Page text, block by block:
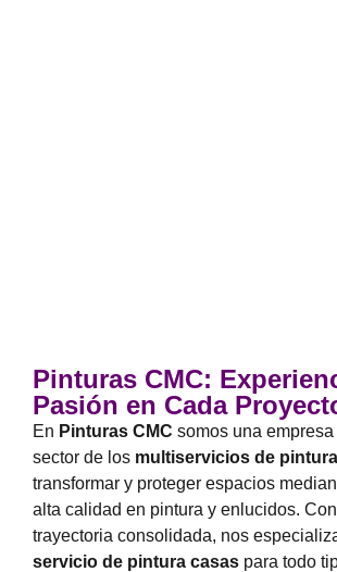
Pinturas CMC:
Pasión en Cada
En Pinturas CMC somos una empresa
sector de los multiservicios de pintura
transformar y proteger espacios
alta calidad en pintura y enlucidos.
trayectoria consolidada, nos
servicio de pintura casas para todo